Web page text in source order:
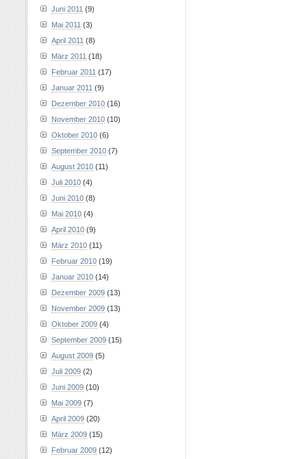
Juni 2011 (9)
Mai 2011 (3)
April 2011 (8)
März 2011 (18)
Februar 2011 (17)
Januar 2011 (9)
Dezember 2010 (16)
November 2010 (10)
Oktober 2010 (6)
September 2010 (7)
August 2010 (11)
Juli 2010 (4)
Juni 2010 (8)
Mai 2010 (4)
April 2010 (9)
März 2010 (11)
Februar 2010 (19)
Januar 2010 (14)
Dezember 2009 (13)
November 2009 (13)
Oktober 2009 (4)
September 2009 (15)
August 2009 (5)
Juli 2009 (2)
Juni 2009 (10)
Mai 2009 (7)
April 2009 (20)
März 2009 (15)
Februar 2009 (12)